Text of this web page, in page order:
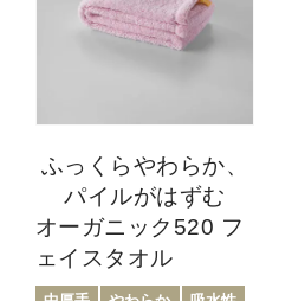
ふっくらやわらか、
パイルがはずむ
オーガニック520 フ
ェイスタオル